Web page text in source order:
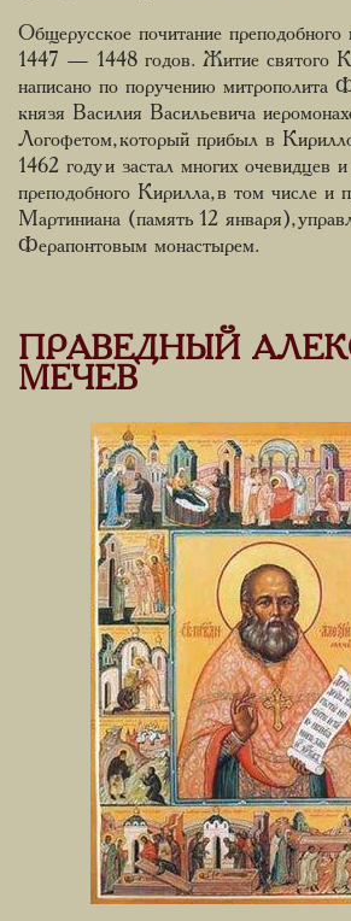
Общерусское почитание преподобного
1447 — 1448 годов. Житие святого
написано по поручению митрополита
князя Василия Васильевича
Логофетом, который прибыл в
1462 году и застал многих очевидцев
преподобного Кирилла, в том числе и
Мартиниана (память 12 января),
Ферапонтовым монастырем.
ПРАВЕДНЫЙ
МЕЧЕВ